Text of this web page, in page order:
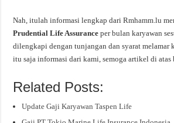
Nah, itulah informasi lengkap dari Rmhamm.lu
Prudential Life Assuranceper bulan karyawan
dilengkapi dengan tunjangan dan syarat melamar
itu saja informasi dari kami, semoga artikel di atas
Related Posts:
Update Gaji Karyawan Taspen Life